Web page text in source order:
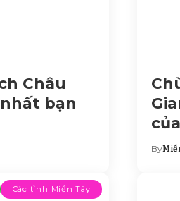
Châu
bạn
By
Các tỉnh Miền Tây